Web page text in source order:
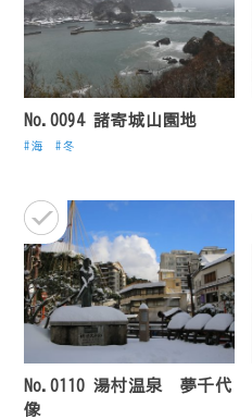
No.0094 諸寄城山園地
海 冬
No.0110 湯村温泉 夢千代
像